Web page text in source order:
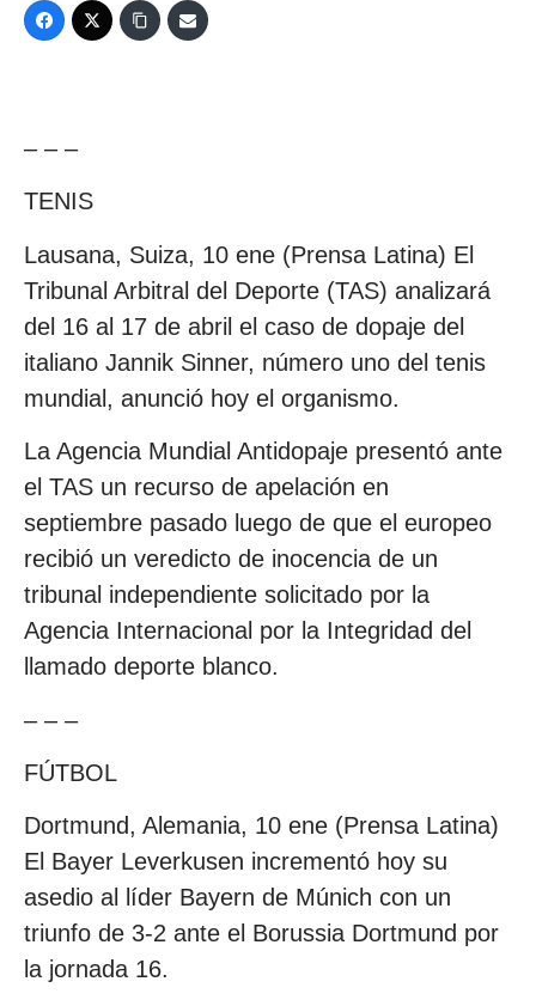
– – –
TENIS
Lausana, Suiza, 10 ene (Prensa Latina) El
Tribunal Arbitral del Deporte (TAS) analizará
del 16 al 17 de abril el caso de dopaje del
italiano Jannik Sinner, número uno del tenis
mundial, anunció hoy el organismo.
La Agencia Mundial Antidopaje presentó ante
el TAS un recurso de apelación en
septiembre pasado luego de que el europeo
recibió un veredicto de inocencia de un
tribunal independiente solicitado por la
Agencia Internacional por la Integridad del
llamado deporte blanco.
– – –
FÚTBOL
Dortmund, Alemania, 10 ene (Prensa Latina)
El Bayer Leverkusen incrementó hoy su
asedio al líder Bayern de Múnich con un
triunfo de 3-2 ante el Borussia Dortmund por
la jornada 16.